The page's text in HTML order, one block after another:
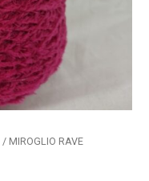
/ MIROGLIO RAVE